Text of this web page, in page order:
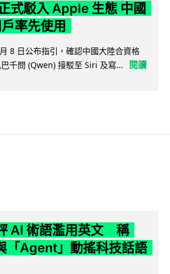
式駁入 Apple 生態 中國
率先使用
8 日公布指引，確認中國大陸合資格
千問 (Qwen) 接駁至 Siri 及寫...
閱讀
AI 術語濫用英文 稱
「Agent」動搖科技話語